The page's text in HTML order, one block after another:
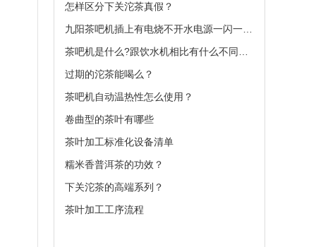
怎样区分下关沱茶真假？
过期的沱茶能喝么？
茶吧机自动温热性怎么使用？
卷曲型的茶叶有哪些
茶叶加工标准化设备清单
糯米香普洱茶的功效？
下关沱茶的高端系列？
茶叶加工工序流程